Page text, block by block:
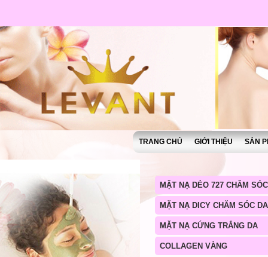
TRANG CHỦ GIỚI THIỆU SẢN
MẶT NẠ DẺO 727 CHĂM
MẶT NẠ DICY CHĂM SÓC DA
MẶT NẠ CỨNG TRẮNG DA
COLLAGEN VÀNG